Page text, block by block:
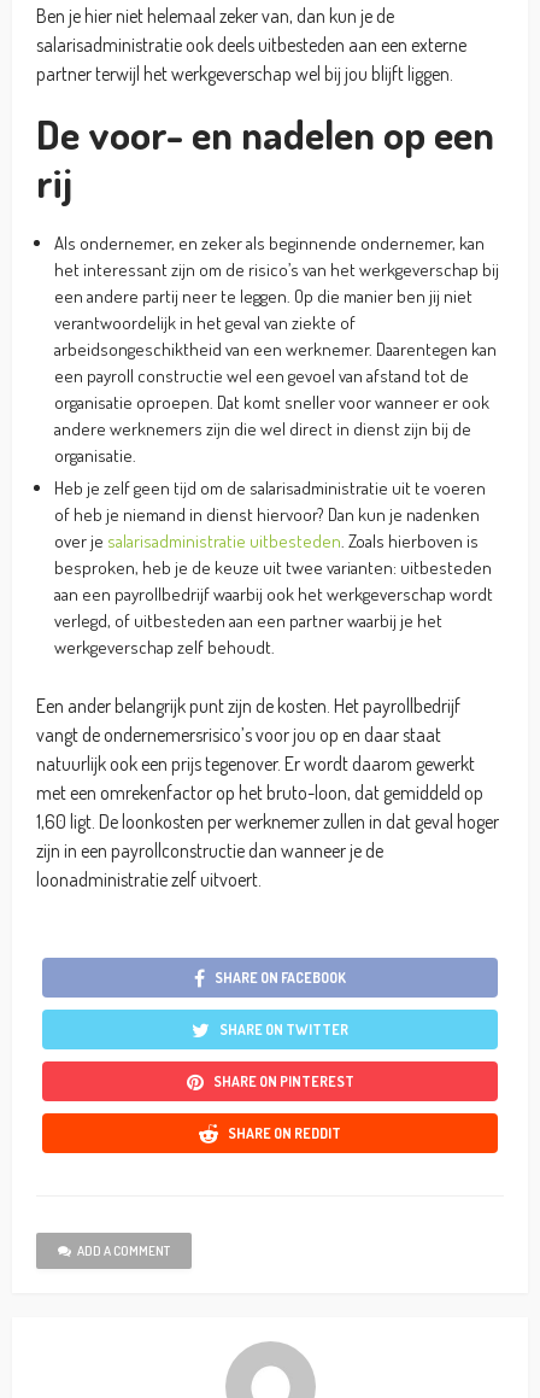
Ben je hier niet helemaal zeker van, dan kun je de
salarisadministratie ook deels uitbesteden aan een externe
partner terwijl het werkgeverschap wel bij jou blijft liggen.
De voor- en nadelen op een
rij
Als ondernemer, en zeker als beginnende ondernemer, kan
het interessant zijn om de risico’s van het werkgeverschap bij
een andere partij neer te leggen. Op die manier ben jij niet
verantwoordelijk in het geval van ziekte of
arbeidsongeschiktheid van een werknemer. Daarentegen kan
een payroll constructie wel een gevoel van afstand tot de
organisatie oproepen. Dat komt sneller voor wanneer er ook
andere werknemers zijn die wel direct in dienst zijn bij de
organisatie.
Heb je zelf geen tijd om de salarisadministratie uit te voeren
of heb je niemand in dienst hiervoor? Dan kun je nadenken
over je salarisadministratie uitbesteden . Zoals hierboven is
besproken, heb je de keuze uit twee varianten: uitbesteden
aan een payrollbedrijf waarbij ook het werkgeverschap wordt
verlegd, of uitbesteden aan een partner waarbij je het
werkgeverschap zelf behoudt.
Een ander belangrijk punt zijn de kosten. Het payrollbedrijf
vangt de ondernemersrisico’s voor jou op en daar staat
natuurlijk ook een prijs tegenover. Er wordt daarom gewerkt
met een omrekenfactor op het bruto-loon, dat gemiddeld op
1,60 ligt. De loonkosten per werknemer zullen in dat geval hoger
zijn in een payrollconstructie dan wanneer je de
loonadministratie zelf uitvoert.
SHARE ON FACEBOOK
SHARE ON TWITTER
SHARE ON PINTEREST
SHARE ON REDDIT
ADD A COMMENT